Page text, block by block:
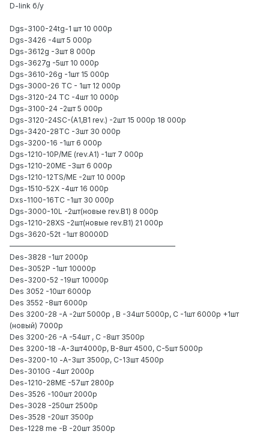
D-link б/у
Dgs-3100-24tg-1 шт 10 000р
Dgs-3426 -4шт 5 000р
Dgs-3612g -3шт 8 000р
Dgs-3627g -5шт 10 000р
Dgs-3610-26g -1шт 15 000р
Dgs-3000-26 TC - 1шт 12 000р
Dgs-3120-24 TC -4шт 10 000р
Dgs-3100-24 -2шт 5 000р
Dgs-3120-24SC-(A1,B1 rev.) -2шт 15 000р 18 000р
Dgs-3420-28TC -3шт 30 000р
Dgs-3200-16 -1шт 6 000р
Dgs-1210-10P/ME (rev.A1) -1шт 7 000р
Dgs-1210-20ME -3шт 6 000р
Dgs-1210-12TS/ME -2шт 10 000р
Dgs-1510-52X -4шт 16 000р
Dxs-1100-16TC -1шт 30 000р
Dgs-3000-10L -2шт(новые rev.B1) 8 000р
Dgs-1210-28XS -2шт(новые rev.B1) 21 000р
Dgs-3620-52t -1шт 80000D
———————————————————————
Des-3828 -1шт 2000р
Des-3052P -1шт 10000р
Des-3200-52 -19шт 10000р
Des 3052 -10шт 6000р
Des 3552 -8шт 6000р
Des 3200-28 -A -2шт 5000р , В -34шт 5000р, С -1шт 6000р +1шт
(новый) 7000р
Des 3200-26 -A -54шт , С -8шт 3500р
Des 3200-18 -А-3шт4000р, В-8шт 4500, С-5шт 5000р
Des-3200-10 -А-3шт 3500р, С-13шт 4500р
Des-3010G -4шт 2000р
Des-1210-28ME -57шт 2800р
Des-3526 -100шт 2000р
Des-3028 -250шт 2500р
Des-3528 -20шт 3500р
Des-1228 me -B -20шт 3500р